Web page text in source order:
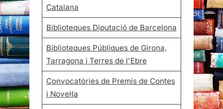
Catalana
Biblioteques Diputació de Barcelona
Biblioteques Públiques de Girona,
Tarragona i Terres de l'Ebre
Convocatòries de Premis de Contes
i Novel·la